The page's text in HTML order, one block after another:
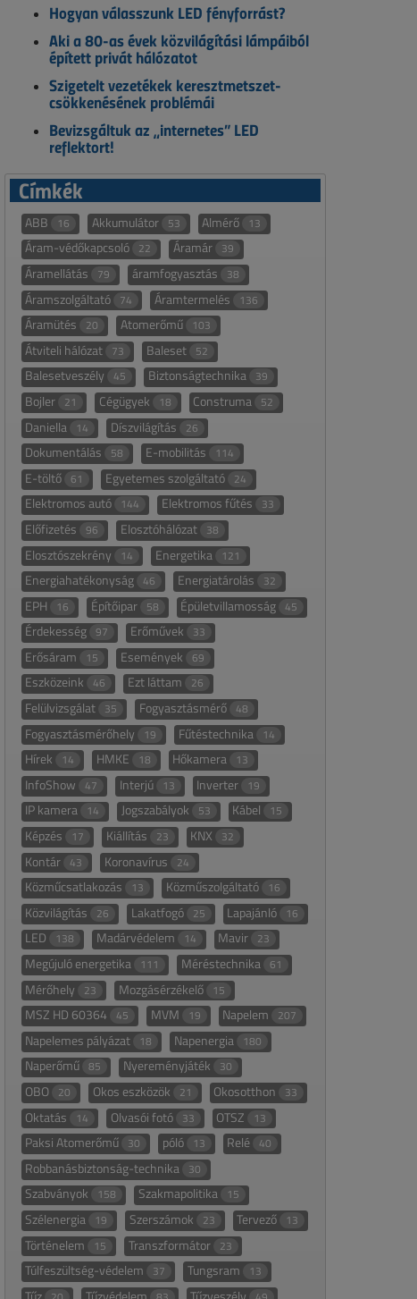
Hogyan válasszunk LED fényforrást?
Aki a 80-as évek közvilágítási lámpáiból
épített privát hálózatot
Szigetelt vezetékek keresztmetszet-
csökkenésének problémái
Bevizsgáltuk az „internetes” LED
reflektort!
Címkék
ABB 16 Akkumulátor 53 Almérő 13
Áram-védőkapcsoló 22 Áramár 39
Áramellátás 79 áramfogyasztás 38
Áramszolgáltató 74 Áramtermelés 136
Áramütés 20 Atomerőmű 103
Átviteli hálózat 73 Baleset 52
Balesetveszély 45 Biztonságtechnika 39
Bojler 21 Cégügyek 18 Construma 52
Daniella 14 Díszvilágítás 26
Dokumentálás 58 E-mobilitás 114
E-töltő 61 Egyetemes szolgáltató 24
Elektromos autó 144 Elektromos fűtés 33
Előfizetés 96 Elosztóhálózat 38
Elosztószekrény 14 Energetika 121
Energiahatékonyság 46 Energiatárolás 32
EPH 16 Építőipar 58 Épületvillamosság 45
Érdekesség 97 Erőművek 33
Erősáram 15 Események 69
Eszközeink 46 Ezt láttam 26
Felülvizsgálat 35 Fogyasztásmérő 48
Fogyasztásmérőhely 19 Fűtéstechnika 14
Hírek 14 HMKE 18 Hőkamera 13
InfoShow 47 Interjú 13 Inverter 19
IP kamera 14 Jogszabályok 53 Kábel 15
Képzés 17 Kiállítás 23 KNX 32
Kontár 43 Koronavírus 24
Közműcsatlakozás 13 Közműszolgáltató 16
Közvilágítás 26 Lakatfogó 25 Lapajánló 16
LED 138 Madárvédelem 14 Mavir 23
Megújuló energetika 111 Méréstechnika 61
Mérőhely 23 Mozgásérzékelő 15
MSZ HD 60364 45 MVM 19 Napelem 207
Napelemes pályázat 18 Napenergia 180
Naperőmű 85 Nyereményjáték 30
OBO 20 Okos eszközök 21 Okosotthon 33
Oktatás 14 Olvasói fotó 33 OTSZ 13
Paksi Atomerőmű 30 póló 13 Relé 40
Robbanásbiztonság-technika 30
Szabványok 158 Szakmapolitika 15
Szélenergia 19 Szerszámok 23 Tervező 13
Történelem 15 Transzformátor 23
Túlfeszültség-védelem 37 Tungsram 13